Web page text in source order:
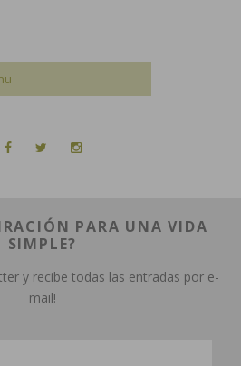
PARA UNA VIDA
SIMPLE?
y recibe todas las entradas por e-
mail!